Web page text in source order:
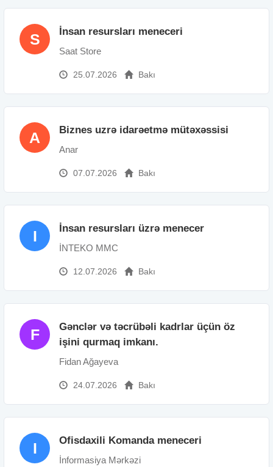
S İnsan resursları meneceri
Saat Store
25.07.2026 Bakı
A Biznes uzrə idarəetmə mütəxəssisi
Anar
07.07.2026 Bakı
I İnsan resursları üzrə menecer
İNTEKO MMC
12.07.2026 Bakı
F
Gənclər və təcrübəli kadrlar üçün öz
işini qurmaq imkanı.
Fidan Ağayeva
24.07.2026 Bakı
I Ofisdaxili Komanda meneceri
İnformasiya Mərkəzi